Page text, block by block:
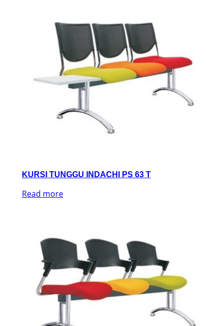
KURSI TUNGGU INDACHI PS 63 T
Read more